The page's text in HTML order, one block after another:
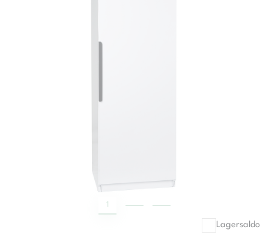
1
Lagersaldo